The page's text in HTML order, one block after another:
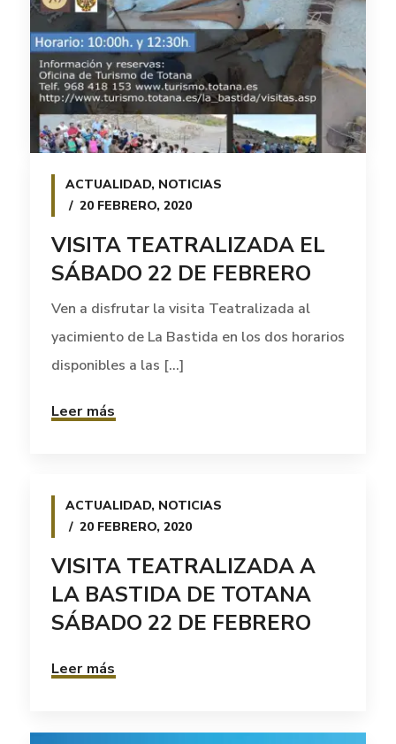
ACTUALIDAD, NOTICIAS
20 FEBRERO, 2020
VISITA TEATRALIZADA EL
SÁBADO 22 DE FEBRERO
Ven a disfrutar la visita Teatralizada al
yacimiento de La Bastida en los dos horarios
disponibles a las [...]
Leer más
ACTUALIDAD, NOTICIAS
20 FEBRERO, 2020
VISITA TEATRALIZADA A
LA BASTIDA DE TOTANA
SÁBADO 22 DE FEBRERO
Leer más